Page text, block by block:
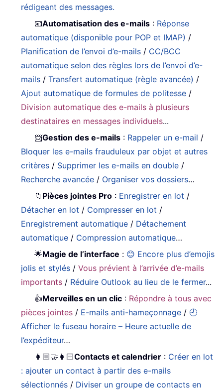
rédigeant des messages.
📧Automatisation des e-mails : Réponse
automatique (disponible pour POP et IMAP) /
Planification de l’envoi d’e-mails / CC/BCC
automatique selon des règles lors de l’envoi d’e-
mails /Transfert automatique (règle avancée) /
Ajout automatique de formules de politesse /
Division automatique des e-mails à plusieurs
destinataires en messages individuels...
📨Gestion des e-mails : Rappeler un e-mail /
Bloquer les e-mails frauduleux par objet et autres
critères / Supprimer les e-mails en double /
Recherche avancée / Organiser vos dossiers…
📁 Pièces jointes Pro : Enregistrer en lot /
Détacher en lot / Compresser en lot /
Enregistrement automatique / Détachement
automatique / Compression automatique…
🌟Magie de l’interface : 😊 Encore plus d’emojis
jolis et stylés /Vous prévient à l’arrivée d’e-mails
importants / Réduire Outlook au lieu de le fermer...
👍Merveilles en un clic : Répondre à tous avec
pièces jointes / E-mails anti-hameçonnage / 🕘
Afficher le fuseau horaire – Heure actuelle de
l’expéditeur…
👩🏼‍🤝‍👩🏻Contacts et calendrier : Créer en lot
: ajouter un contact à partir des e-mails
sélectionnés / Diviser un groupe de contacts en